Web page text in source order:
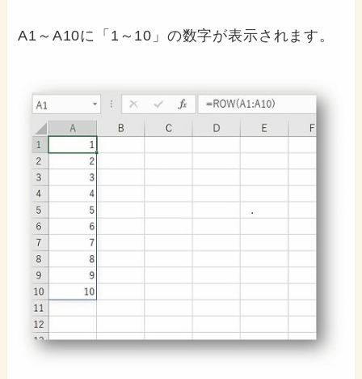
A1～A10に「1～10」の数字が表示されます。